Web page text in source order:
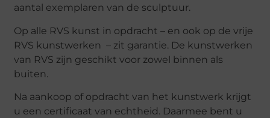
aantal exemplaren van de sculptuur.
Op alle RVS kunst in opdracht – en ook op de vrije
RVS kunstwerken – zit garantie. De kunstwerken
van RVS zijn geschikt voor zowel binnen als
buiten.
Na aankoop of opdracht van het kunstwerk krijgt
u een certificaat van echtheid. Daarmee bent u